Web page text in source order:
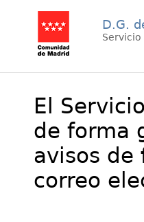
D.G.
El
de forma
avisos de
correo